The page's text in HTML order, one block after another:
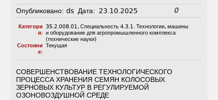
Опубликовано: ds Дата: 23.10.2025 0
Категори
я:
35.2.008.01, Специальность 4.3.1. Технологии, машины
и оборудование для агропромышленного комплекса
(технические науки)
Состояни
е:
Текущая
СОВЕРШЕНСТВОВАНИЕ ТЕХНОЛОГИЧЕСКОГО
ПРОЦЕССА ХРАНЕНИЯ СЕМЯН КОЛОСОВЫХ
ЗЕРНОВЫХ КУЛЬТУР В РЕГУЛИРУЕМОЙ
ОЗОНОВОЗДУШНОЙ СРЕДЕ